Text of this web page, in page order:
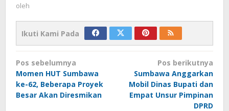
oleh
Ikuti Kami Pada
Navigasi
pos
Pos sebelumnya
Momen HUT Sumbawa
ke-62, Beberapa Proyek
Besar Akan Diresmikan
Pos berikutnya
Sumbawa Anggarkan
Mobil Dinas Bupati dan
Empat Unsur Pimpinan
DPRD